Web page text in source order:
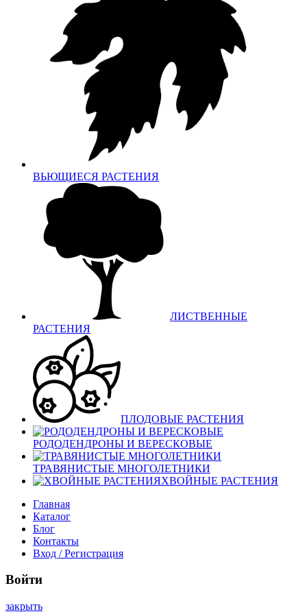
ВЬЮЩИЕСЯ РАСТЕНИЯ
ЛИСТВЕННЫЕ
РАСТЕНИЯ
ПЛОДОВЫЕ РАСТЕНИЯ
РОДОДЕНДРОНЫ И ВЕРЕСКОВЫЕ
ТРАВЯНИСТЫЕ МНОГОЛЕТНИКИ
ХВОЙНЫЕ РАСТЕНИЯ
Главная
Каталог
Блог
Контакты
Вход / Регистрация
Войти
закрыть